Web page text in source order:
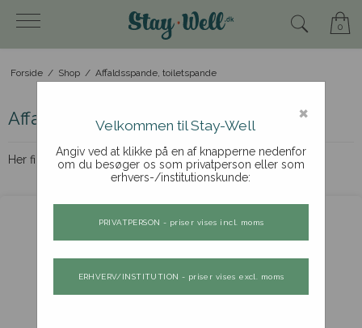
0
Forside / Shop / Affaldsspande, toiletspande
Affaldsspande, toiletspande
Her finder du vores udvalg af affaldsspande og toiletspande.
×
Velkommen til Stay-Well
Angiv ved at klikke på en af knapperne nedenfor
om du besøger os som privatperson eller som
erhvers-/institutionskunde:
PRIVATPERSON - priser vises incl. moms
ERHVERV/INSTITUTION - priser vises excl. moms